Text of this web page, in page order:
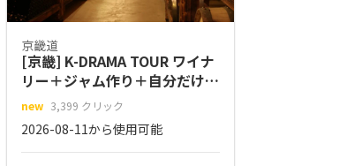
京畿道
[京畿] K-DRAMA TOUR ワイナ
リー＋ジャム作り＋自分だけの
ワイン作り、紺岳山吊り橋、臨
津閣ケーブルカー（クリスタル
キャビン）
new 3,399 クリック
2026-08-11から使用可能